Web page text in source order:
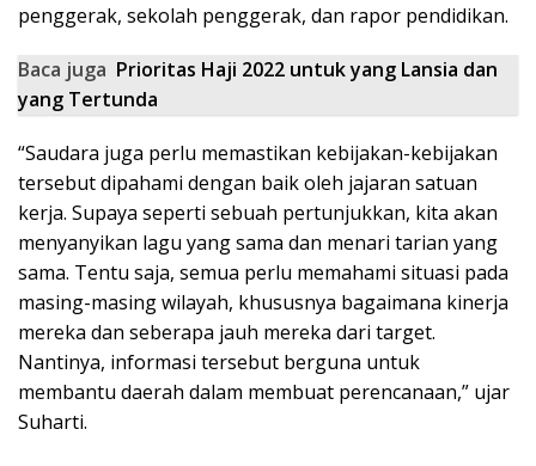
penggerak, sekolah penggerak, dan rapor pendidikan.
Baca juga Prioritas Haji 2022 untuk yang Lansia dan
yang Tertunda
“Saudara juga perlu memastikan kebijakan-kebijakan
tersebut dipahami dengan baik oleh jajaran satuan
kerja. Supaya seperti sebuah pertunjukkan, kita akan
menyanyikan lagu yang sama dan menari tarian yang
sama. Tentu saja, semua perlu memahami situasi pada
masing-masing wilayah, khususnya bagaimana kinerja
mereka dan seberapa jauh mereka dari target.
Nantinya, informasi tersebut berguna untuk
membantu daerah dalam membuat perencanaan,” ujar
Suharti.